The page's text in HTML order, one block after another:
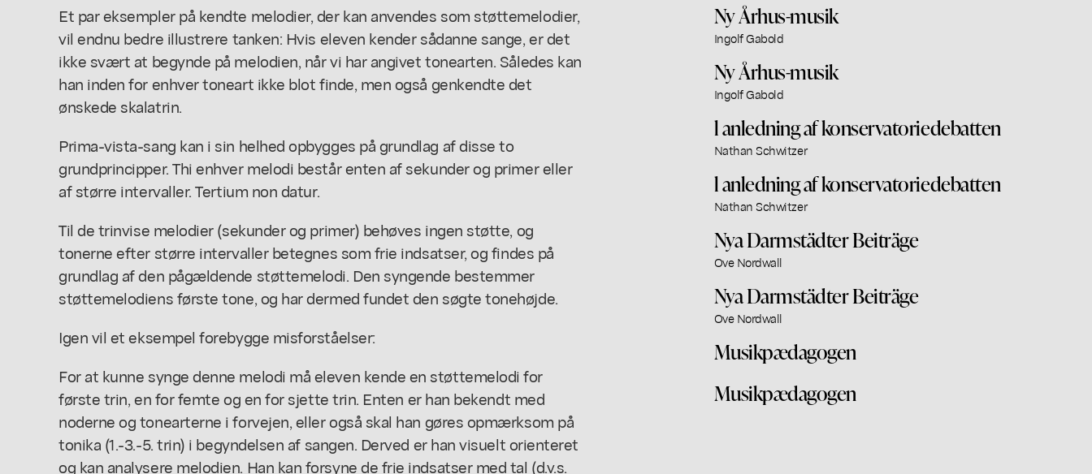
Et par eksempler på kendte melodier, der kan anvendes som støttemelodier,
vil endnu bedre illustrere tanken: Hvis eleven kender sådanne sange, er det
ikke svært at begynde på melodien, når vi har angivet tonearten. Således kan
han inden for enhver toneart ikke blot finde, men også genkendte det
ønskede skalatrin.
Prima-vista-sang kan i sin helhed opbygges på grundlag af disse to
grundprincipper. Thi enhver melodi består enten af sekunder og primer eller
af større intervaller. Tertium non datur.
Til de trinvise melodier (sekunder og primer) behøves ingen støtte, og
tonerne efter større intervaller betegnes som frie indsatser, og findes på
grundlag af den pågældende støttemelodi. Den syngende bestemmer
støttemelodiens første tone, og har dermed fundet den søgte tonehøjde.
Igen vil et eksempel forebygge misforståelser:
For at kunne synge denne melodi må eleven kende en støttemelodi for
første trin, en for femte og en for sjette trin. Enten er han bekendt med
noderne og tonearterne i forvejen, eller også skal han gøres opmærksom på
tonika (1.-3.-5. trin) i begyndelsen af sangen. Derved er han visuelt orienteret
og kan analysere melodien. Han kan forsyne de frie indsatser med tal (d.v.s.
Ny Århus-musik
Ingolf Gabold
Ny Århus-musik
Ingolf Gabold
l anledning af konservatoriedebatten
Nathan Schwitzer
l anledning af konservatoriedebatten
Nathan Schwitzer
Nya Darmstädter Beiträge
Ove Nordwall
Nya Darmstädter Beiträge
Ove Nordwall
Musikpædagogen
Musikpædagogen